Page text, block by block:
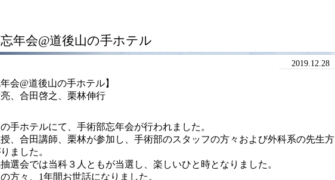
年会@道後山の手ホテル
2019.12.28
会@道後山の手ホテル】
亮、合田啓之、栗林伸行
手ホテルにて、手術部忘年会が行われました。
、合田講師、栗林が参加し、手術部のスタッフの方々および外科系の先生方
ました。
選会では当科３人ともが当選し、楽しいひと時となりました。
方々、1年間お世話になりました。